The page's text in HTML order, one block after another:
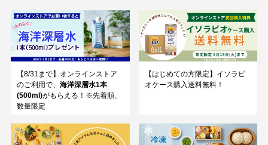
【8/31まで】オンラインストア
のご利用で、 海洋深層水1本
(500ml)がもらえる！※先着順、
数量限定
【はじめての方限定】イソラビ
オケース購入送料無料！